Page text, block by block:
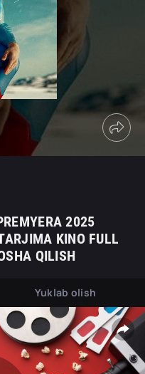
2025
KINO FULL
QILISH
Yuklab olish